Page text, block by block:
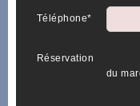
Téléphone*
Réservation
du